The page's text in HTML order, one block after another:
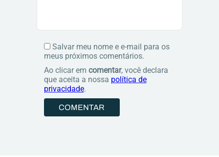
Salvar meu nome e e-mail para os
meus próximos comentários.
Ao clicar em comentar, você declara
que aceita a nossa política de
privacidade.